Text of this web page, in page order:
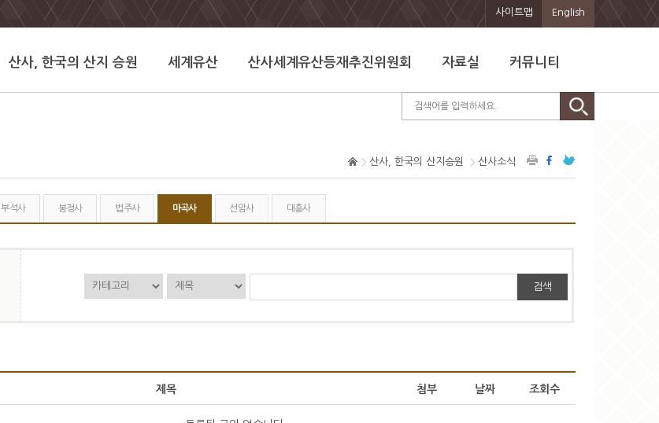
사이트맵 English
산사, 한국의 산지 승원 세계유산 산사세계유산등재추진위원회 자료실 커뮤니티
산사, 한국의 산지승원 산사소식
부석사 봉정사 법주사 마곡사 선암사 대흥사
검색
제목 첨부 날짜 조회수